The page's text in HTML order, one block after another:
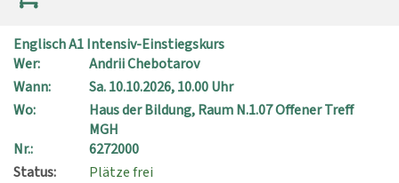
Englisch A1 Intensiv-Einstiegskurs
Wer:
Andrii Chebotarov
Wann:
Sa.10.10.2026, 10.00 Uhr
Wo:
Haus der Bildung, Raum N.1.07 Offener Treff
MGH
Nr.:
6272000
Status:
Plätze frei